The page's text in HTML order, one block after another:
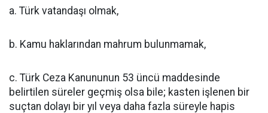
a. Türk vatandaşı olmak,
b. Kamu haklarından mahrum bulunmamak,
c. Türk Ceza Kanununun 53 üncü maddesinde
belirtilen süreler geçmiş olsa bile; kasten işlenen bir
suçtan dolayı bir yıl veya daha fazla süreyle hapis